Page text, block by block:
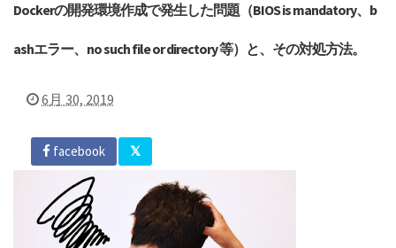
Dockerの開発環境作成で発生した問題（BIOS is mandatory、b
ashエラー、no such file or directory 等）と、その対処方法。
6月 30, 2019
facebook